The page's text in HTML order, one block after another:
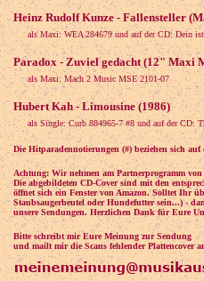
Heinz Rudolf Kunze - Fallensteller
als Maxi: WEA 284679 und auf der CD: Dein ist
Paradox - Zuviel gedacht (12" Maxi
als Maxi: Mach 2 Music MSE 2101-07
Hubert Kah - Limousine (1986)
als Single: Curb 884965-7 #8 und auf der CD:
Die Hitparadennotierungen (#) beziehen sich auf
Achtung: Wir nehmen am Partnerprogramm
Die abgebildeten CD-Cover sind mit den
öffnet sich ein Fenster von Amazon. Solltet Ihr
Staubsaugerbeutel oder Hundefutter sein...) -
unsere Sendungen. Herzlichen Dank für Eure
Bitte schreibt mir Eure Meinung zur Sendung
und mailt mir die Scans fehlender Plattencover